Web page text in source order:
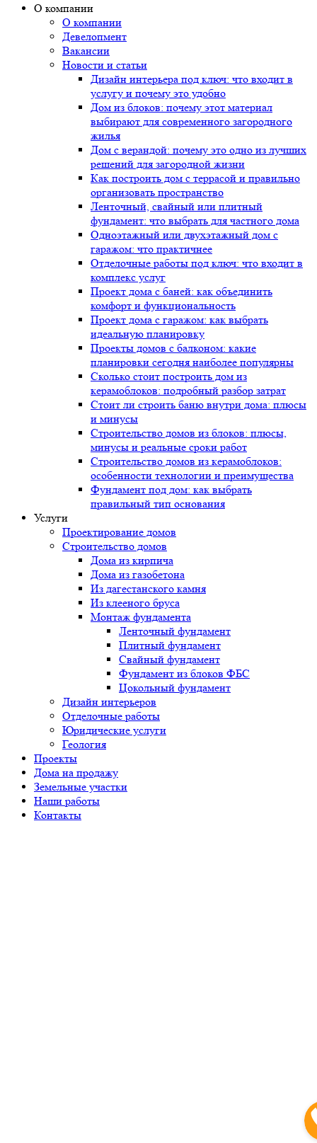
О компании
О компании
Девелопмент
Вакансии
Новости и статьи
Дизайн интерьера под ключ: что входит в
услугу и почему это удобно
Дом из блоков: почему этот материал
выбирают для современного загородного
жилья
Дом с верандой: почему это одно из лучших
решений для загородной жизни
Как построить дом с террасой и правильно
организовать пространство
Ленточный, свайный или плитный
фундамент: что выбрать для частного дома
Одноэтажный или двухэтажный дом с
гаражом: что практичнее
Отделочные работы под ключ: что входит в
комплекс услуг
Проект дома с баней: как объединить
комфорт и функциональность
Проект дома с гаражом: как выбрать
идеальную планировку
Проекты домов с балконом: какие
планировки сегодня наиболее популярны
Сколько стоит построить дом из
керамоблоков: подробный разбор затрат
Стоит ли строить баню внутри дома: плюсы
и минусы
Строительство домов из блоков: плюсы,
минусы и реальные сроки работ
Строительство домов из керамоблоков:
особенности технологии и преимущества
Фундамент под дом: как выбрать
правильный тип основания
Услуги
Проектирование домов
Строительство домов
Дома из кирпича
Дома из газобетона
Из дагестанского камня
Из клееного бруса
Монтаж фундамента
Ленточный фундамент
Плитный фундамент
Свайный фундамент
Фундамент из блоков ФБС
Цокольный фундамент
Дизайн интерьеров
Отделочные работы
Юридические услуги
Геология
Проекты
Дома на продажу
Земельные участки
Наши работы
Контакты